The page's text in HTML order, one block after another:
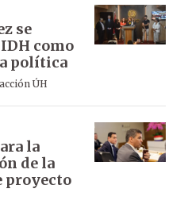
se
como
política
ÚH
la
de la
proyecto